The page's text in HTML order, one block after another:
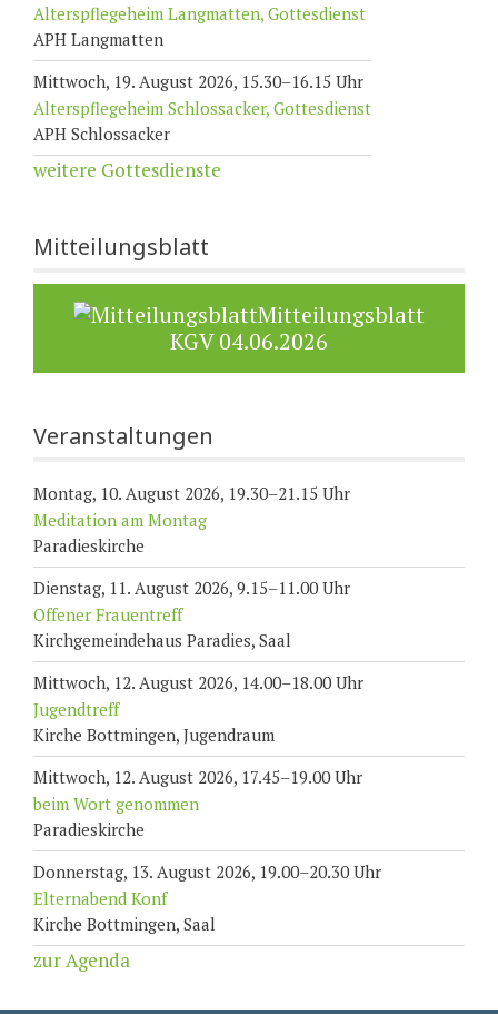
Alterspflegeheim Langmatten, Gottesdienst
APH Langmatten
Mittwoch, 19. August 2026, 15.30–16.15 Uhr
Alterspflegeheim Schlossacker, Gottesdienst
APH Schlossacker
weitere Gottesdienste
Veranstaltungen
Montag, 10. August 2026, 19.30–21.15 Uhr
Meditation am Montag
Paradieskirche
Dienstag, 11. August 2026, 9.15–11.00 Uhr
Offener Frauentreff
Kirchgemeindehaus Paradies, Saal
Mittwoch, 12. August 2026, 14.00–18.00 Uhr
Jugendtreff
Kirche Bottmingen, Jugendraum
Mittwoch, 12. August 2026, 17.45–19.00 Uhr
beim Wort genommen
Paradieskirche
Donnerstag, 13. August 2026, 19.00–20.30 Uhr
Elternabend Konf
Kirche Bottmingen, Saal
zur Agenda
Mitteilungsblatt
Mitteilungsblatt
KGV 04.06.2026